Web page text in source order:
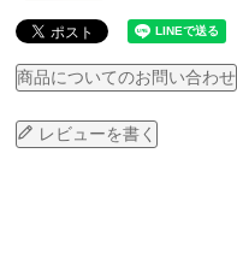
商品についてのお問い合わせ
レビューを書く